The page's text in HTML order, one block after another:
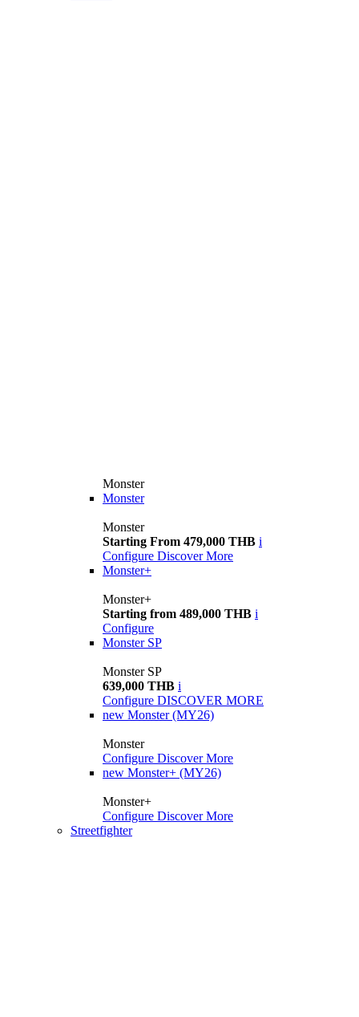
Monster
Monster
Monster
Starting From 479,000 THB i
Configure Discover More
Monster+
Monster+
Starting from 489,000 THB i
Configure
Monster SP
Monster SP
639,000 THB i
Configure DISCOVER MORE
new Monster (MY26)
Monster
Configure Discover More
new Monster+ (MY26)
Monster+
Configure Discover More
Streetfighter